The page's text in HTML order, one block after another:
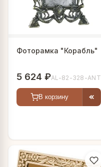
Фоторамка "Корабль"
5 624 ₽AL-82-328-ANT
В корзину